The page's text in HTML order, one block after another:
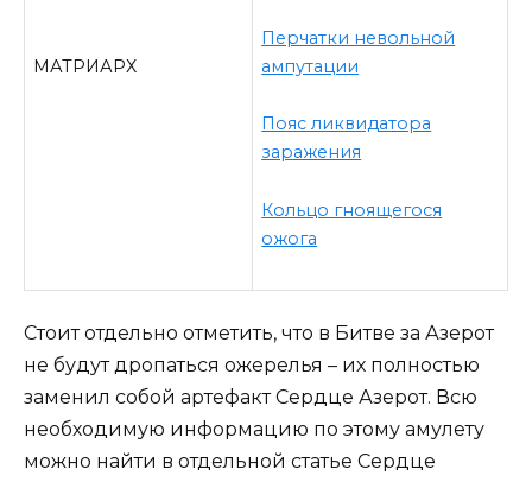
МАТРИАРХ
Перчатки невольной
ампутации
Пояс ликвидатора
заражения
Кольцо гноящегося
ожога
Стоит отдельно отметить, что в Битве за Азерот
не будут дропаться ожерелья – их полностью
заменил собой артефакт Сердце Азерот. Всю
необходимую информацию по этому амулету
можно найти в отдельной статье Сердце